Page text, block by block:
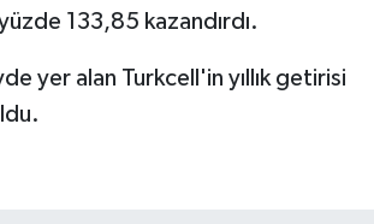
yüzde 133,85 kazandırdı.
yer alan Turkcell'in yıllık getirisi